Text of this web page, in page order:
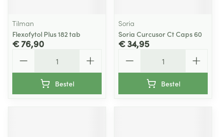
Tilman
Flexofytol Plus 182 tab
€ 76,90
Bestel
Soria
Soria Curcusor Ct Caps 60
€ 34,95
Bestel